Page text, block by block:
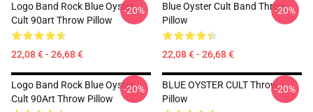
Logo Band Rock Blue Oyster
Cult 90art Throw Pillow
22,08 € - 26,68 €
-20%
Blue Oyster Cult Band Throw
Pillow
22,08 € - 26,68 €
-20%
Logo Band Rock Blue Oyster
Cult 90Art Throw Pillow
-20%
BLUE OYSTER CULT Throw
Pillow
-20%